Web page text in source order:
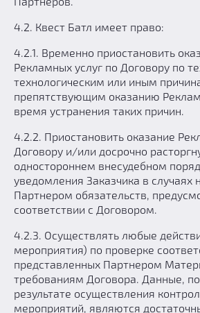
4.2. Квест Батл имеет право:
4.2.1. Временно приостановить
Рекламных услуг по Договору по
технологическим или иным
препятствующим оказанию
время устранения таких причин.
4.2.2. Приостановить оказание
Договору и/или досрочно
одностороннем внесудебном
уведомления Заказчика в случаях
Партнером обязательств,
соответствии с Договором.
4.2.3. Осуществлять любые
мероприятия) по проверке
представленных Партнером
требованиям Договора. Данные,
результате осуществления
мероприятий, являются